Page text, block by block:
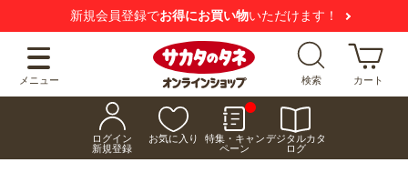
新規会員登録でお得にお買い物いただけます！
メニュー 検索 カート
ログイン
新規登録
お気に入り
特集・キャン
ペーン
デジタルカタ
ログ